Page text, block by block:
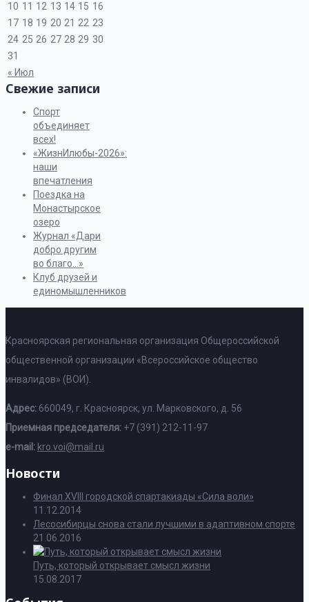
« Июл
10 11 12 13 14 15 16
17 18 19 20 21 22 23
24 25 26 27 28 29 30
31
Свежие записи
Спорт
объединяет
всех!
«ЖизнИлюбы-2026»:
наши
впечатления
Поездка на
Монастырское
озеро
Журнал «Дари
добро другим
во благо…»
Клуб друзей и
единомышленников
Красноярская региональная организация Общероссийской
общественной организации «Всероссийское общество
инвалидов» (ВОИ).
Адрес: 660049, г. Красноярск, ул. Марковского, д. 56
Приемная председателя: +7 (391) 212-11-97
e-mail: kro.voi@mail.ru
Новости
Финал XVIII городской спартакиады «Сила воли»
11.12.2014
Лесосибирцы снова стали лучшими в адаптивном спорте
21.06.2016
Путь, который открывает смысл жизни
15.08.2017